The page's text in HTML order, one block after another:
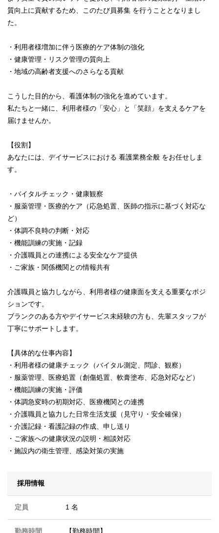
質向上に貢献するため、このたび員募集 を行うこととなりまし
た。
・利用者様増加に伴う医療的ケア体制の強化
・健康管理・リスク管理の質向上
・地域の高齢者支援へのさらなる貢献
こうした目的から、看護体制の強化を進めています。
私たちと一緒に、利用者様の「安心」と「笑顔」を支えるケアを
届けませんか。
【役割】
あなたには、デイサービスにおける 看護業務全般 をお任せしま
す。
・バイタルチェック・健康観察
・服薬管理・医療的ケア（応急処置、医師の指示に基づく対応な
ど）
・体調不良時の判断・対応
・機能訓練の実施・記録
・介護職員との連携による安全なケア提供
・ご家族・関係機関との情報共有
介護職員と協力しながら、利用者様の健康面を支える重要なポジ
ションです。
ブランクのある方やデイサービス未経験の方も、先輩スタッフが
丁寧にサポートします。
【具体的な仕事内容】
・利用者様の健康チェック（バイタル測定、問診、観察）
・服薬管理、医療処置（創傷処置、軟膏塗布、応急対応など）
・機能訓練の実施・評価
・体調急変時の初期対応、医療機関との連携
・介護職員と協力した日常生活支援（見守り・安全確保）
・介護記録・看護記録の作成、申し送り
・ご家族への健康状況の説明・相談対応
・施設内の衛生管理、感染対策の実施
採用情報
定員 1 名
勤務時間 【勤務時間】